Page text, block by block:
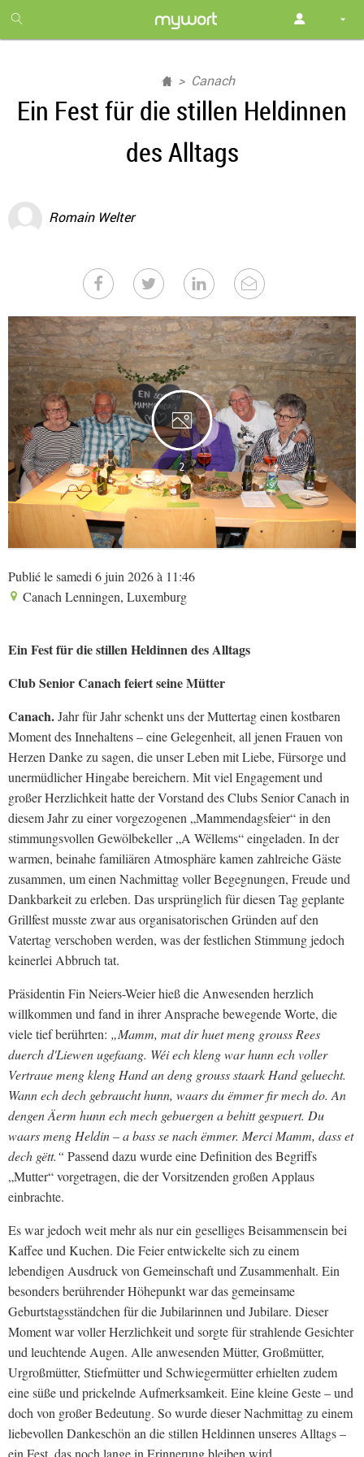
month
free
Canach
Ein Fest für die stillen Heldinnen
des Alltags
Romain Welter
2
Publié le samedi 6 juin 2026 à 11:46
Canach Lenningen, Luxemburg
Ein Fest für die stillen Heldinnen des Alltags
Club Senior Canach feiert seine Mütter
Canach.Jahr für Jahr schenkt uns der Muttertag einen kostbaren
Moment des Innehaltens – eine Gelegenheit, all jenen Frauen von
Herzen Danke zu sagen, die unser Leben mit Liebe, Fürsorge und
unermüdlicher Hingabe bereichern. Mit viel Engagement und
großer Herzlichkeit hatte der Vorstand des Clubs Senior Canach in
diesem Jahr zu einer vorgezogenen „Mammendagsfeier“ in den
stimmungsvollen Gewölbekeller „A Wëllems“ eingeladen. In der
warmen, beinahe familiären Atmosphäre kamen zahlreiche Gäste
zusammen, um einen Nachmittag voller Begegnungen, Freude und
Dankbarkeit zu erleben. Das ursprünglich für diesen Tag geplante
Grillfest musste zwar aus organisatorischen Gründen auf den
Vatertag verschoben werden, was der festlichen Stimmung jedoch
keinerlei Abbruch tat.
Präsidentin Fin Neiers-Weier hieß die Anwesenden herzlich
willkommen und fand in ihrer Ansprache bewegende Worte, die
viele tief berührten: „Mamm, mat dir huet meng grouss Rees
duerch d'Liewen ugefaang. Wéi ech kleng war hunn ech voller
Vertraue meng kleng Hand an deng grouss staark Hand geluecht.
Wann ech dech gebraucht hunn, waars du ëmmer fir mech do. An
dengen Äerm hunn ech mech gebuergen a behitt gespuert. Du
waars meng Heldin – a bass se nach ëmmer. Merci Mamm, dass et
dech gëtt.“ Passend dazu wurde eine Definition des Begriffs
„Mutter“ vorgetragen, die der Vorsitzenden großen Applaus
einbrachte.
Es war jedoch weit mehr als nur ein geselliges Beisammensein bei
Kaffee und Kuchen. Die Feier entwickelte sich zu einem
lebendigen Ausdruck von Gemeinschaft und Zusammenhalt. Ein
besonders berührender Höhepunkt war das gemeinsame
Geburtstagsständchen für die Jubilarinnen und Jubilare. Dieser
Moment war voller Herzlichkeit und sorgte für strahlende Gesichter
und leuchtende Augen. Alle anwesenden Mütter, Großmütter,
Urgroßmütter, Stiefmütter und Schwiegermütter erhielten zudem
eine süße und prickelnde Aufmerksamkeit. Eine kleine Geste – und
doch von großer Bedeutung. So wurde dieser Nachmittag zu einem
liebevollen Dankeschön an die stillen Heldinnen unseres Alltags –